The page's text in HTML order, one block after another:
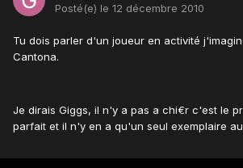
Posté(e) le 12 décembre 2010
Tu dois parler d'un joueur en activité
Cantona.
Je dirais Giggs, il n'y a pas a chi€r c'est le
parfait et il n'y en a qu'un seul exemplaire